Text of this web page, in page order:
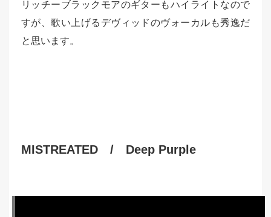
リッチーブラックモアのギターもハイライトなので
すが、歌い上げるデヴィッドのヴォーカルも秀逸だ
と思います。
MISTREATED / Deep Purple